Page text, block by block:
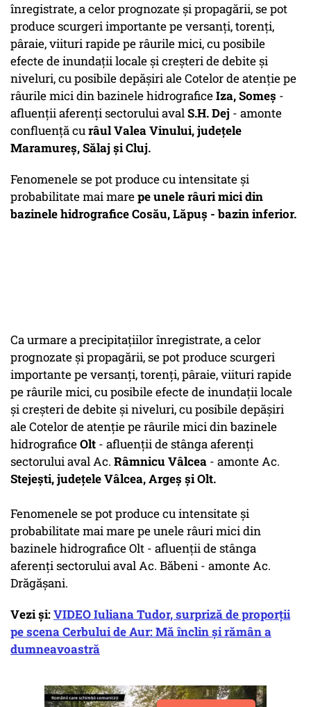
înregistrate, a celor prognozate şi propagării, se pot
produce scurgeri importante pe versanţi, torenţi,
pâraie, viituri rapide pe râurile mici, cu posibile
efecte de inundaţii locale şi creşteri de debite şi
niveluri, cu posibile depăşiri ale Cotelor de atenţie pe
râurile mici din bazinele hidrograficeIza, Someş -
afluenţii aferenţi sectorului avalS.H. Dej - amonte
confluenţă curâul Valea Vinului, judeţele
Maramureş, Sălaj şi Cluj.
Fenomenele se pot produce cu intensitate şi
probabilitate mai marepe unele râuri mici din
bazinele hidrografice Cosău, Lăpuş - bazin inferior.
Ca urmare a precipitaţiilor înregistrate, a celor
prognozate şi propagării, se pot produce scurgeri
importante pe versanţi, torenţi, pâraie, viituri rapide
pe râurile mici, cu posibile efecte de inundaţii locale
şi creşteri de debite şi niveluri, cu posibile depăşiri
ale Cotelor de atenţie pe râurile mici din bazinele
hidrograficeOlt - afluenţii de stânga aferenţi
sectorului aval Ac. Râmnicu Vâlcea - amonte Ac.
Stejeşti, judeţele Vâlcea, Argeş şi Olt.
Fenomenele se pot produce cu intensitate şi
probabilitate mai mare pe unele râuri mici din
bazinele hidrografice Olt - afluenţii de stânga
aferenţi sectorului aval Ac. Băbeni - amonte Ac.
Drăgăşani.
Vezi și:VIDEO Iuliana Tudor, surpriză de proporții
pe scena Cerbului de Aur: Mă înclin și rămân a
dumneavoastră